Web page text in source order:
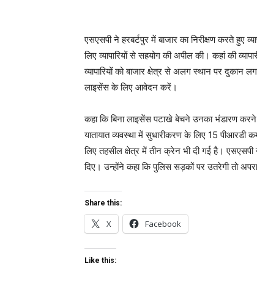
एसएसपी ने हरबर्टपुर में बाजार का निरीक्षण करते हुए
लिए व्यापारियों से सहयोग की अपील की। कहां की
व्यापारियों को बाजार क्षेत्र से अलग स्थान पर दुकान
लाइसेंस के लिए आवेदन करें।
कहा कि बिना लाइसेंस पटाखे बेचने उनका भंडारण करने
यातायात व्यवस्था में सुधारीकरण के लिए 15 पीआरडी
लिए तहसील क्षेत्र में तीन क्रेन भी दी गई है।
दिए। उन्होंने कहा कि पुलिस सड़कों पर उतरेगी तो
Share this:
X Facebook
Like this: